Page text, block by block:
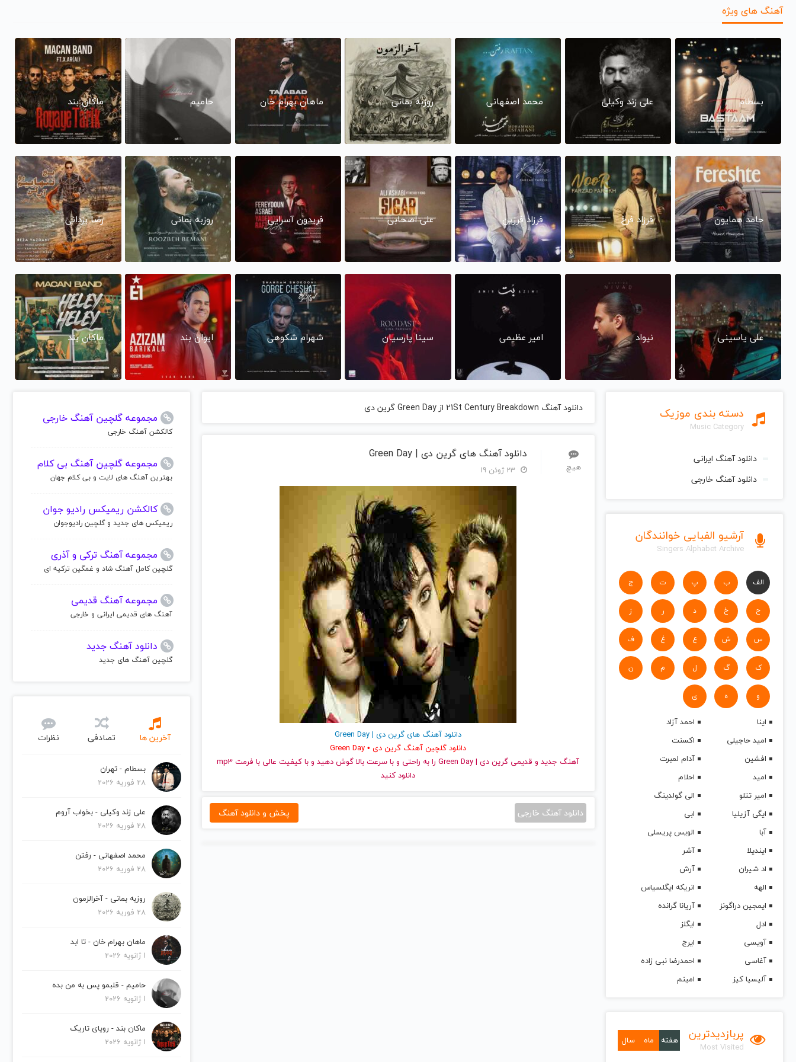
آهنگ های ویژه
بسطام علی زند وکیلی محمد اصفهانی روزبه بمانی ماهان بهرام خان حامیم ماکان بند
حامد همایون فرزاد فرخ فرزاد فرزین علی اصحابی فریدون آسرایی روزبه بمانی رضا یزدانی
علی یاسینی نیواد امیر عظیمی سینا پارسیان شهرام شکوهی ایوان بند ماکان بند
دسته بندی موزیک
Music Category
دانلود آهنگ ایرانی
دانلود آهنگ خارجی
آرشیو الفبایی خوانندگان
Singers Alphabet Archive
الف ب پ ت ج
ح خ د ر ز
س ش ع غ ف
ک گ ل م ن
و ه ی
اینا
احمد آزاد
امید حاجیلی
اکسنت
افشین
آدام لمبرت
امید
احلام
امیر تتلو
الی گولدینگ
ایگی آزیلیا
ابی
آبا
الویس پریسلی
ایندیلا
آشر
اد شیران
آرش
الهه
انریکه ایگلسیاس
ایمجین دراگونز
آریانا گرانده
ادل
ایگلز
آویسی
ایرج
آغاسی
احمدرضا نبی زاده
آلیسیا کیز
امینم
پربازدیدترین
Most Visited
هفته ماه سال
دانلود آهنگ 21St Century Breakdown از Green Day گرین دی
هیچ
دانلود آهنگ های گرین دی | Green Day
دانلود آهنگ های گرین دی | Green Day
دانلود گلچین آهنگ گرین دی • Green Day
آهنگ جدید
و قدیمی گرین دی | Green Day را به راحتی و با سرعت بالا گوش دهید و با کیفیت عالی با فرمت mp3
دانلود کنید
دانلود آهنگ خارجی پخش و دانلود آهنگ
مجموعه گلچین آهنگ خارجی
کالکشن آهنگ خارجی
مجموعه گلچین آهنگ بی کلام
بهترین آهنگ های لایت و بی کلام جهان
کالکشن ریمیکس رادیو جوان
ریمیکس های جدید و گلچین رادیوجوان
مجموعه آهنگ ترکی و آذری
گلچین کامل آهنگ شاد و غمگین ترکیه ای
مجموعه آهنگ قدیمی
آهنگ های قدیمی ایرانی و خارجی
دانلود آهنگ جدید
گلچین آهنگ های جدید
آخرین ها تصادفی نظرات
بسطام - تهران
28 فوریه 2026
علی زند وکیلی - بخواب آروم
28 فوریه 2026
محمد اصفهانی - رفتن
28 فوریه 2026
روزبه بمانی - آخرالزمون
28 فوریه 2026
ماهان بهرام خان - تا ابد
1 ژانویه 2026
حامیم - قلبمو پس به من بده
1 ژانویه 2026
ماکان بند - رویای تاریک
1 ژانویه 2026